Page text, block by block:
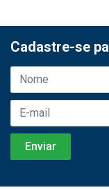
Cadastre-se